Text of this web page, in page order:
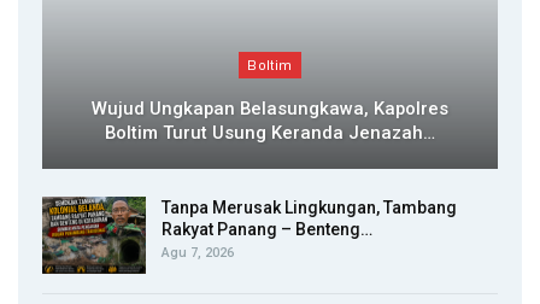
Boltim
Wujud Ungkapan Belasungkawa, Kapolres
Boltim Turut Usung Keranda Jenazah…
Tanpa Merusak Lingkungan, Tambang
Rakyat Panang – Benteng…
Agu 7, 2026